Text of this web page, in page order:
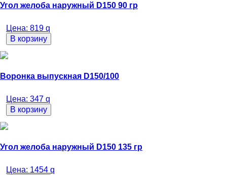
Угол желоба наружный D150 90 гр
Цена: 819 q
В корзину
Воронка выпускная D150/100
Цена: 347 q
В корзину
Угол желоба наружный D150 135 гр
Цена: 1454 q